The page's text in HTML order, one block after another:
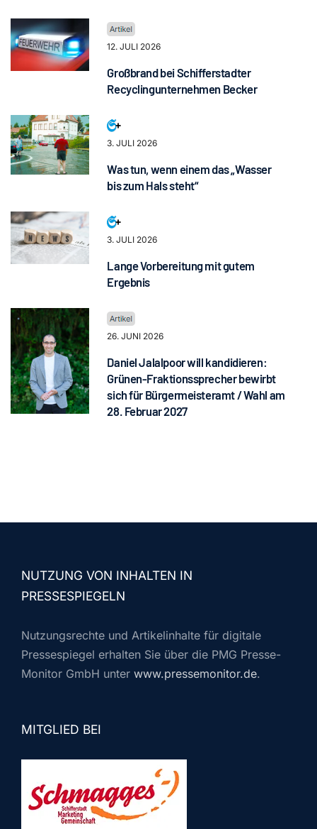
12. JULI 2026
Großbrand bei Schifferstadter
Recyclingunternehmen Becker
3. JULI 2026
Was tun, wenn einem das „Wasser
bis zum Hals steht“
3. JULI 2026
Lange Vorbereitung mit gutem
Ergebnis
26. JUNI 2026
Daniel Jalalpoor will kandidieren:
Grünen-Fraktionssprecher bewirbt
sich für Bürgermeisteramt / Wahl am
28. Februar 2027
NUTZUNG VON INHALTEN IN
PRESSESPIEGELN
Nutzungsrechte und Artikelinhalte für digitale
Pressespiegel erhalten Sie über die PMG Presse-
Monitor GmbH unter www.pressemonitor.de.
MITGLIED BEI